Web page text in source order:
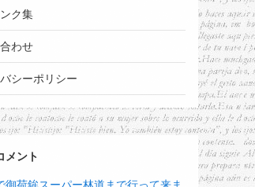
ク集
わせ
シーポリシー
メント